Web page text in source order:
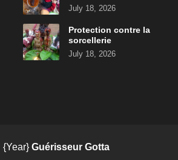
July 18, 2026
Protection contre la
sorcellerie
July 18, 2026
{Year} Guérisseur Gotta